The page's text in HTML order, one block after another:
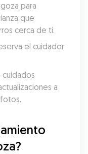
para
que
cerca de ti.
el cuidador
cuidados
a